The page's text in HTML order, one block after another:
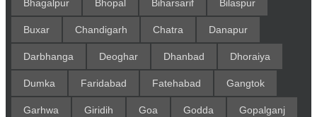
Bhagalpur Bhopal Biharsarif Bilaspur
Buxar Chandigarh Chatra Danapur
Darbhanga Deoghar Dhanbad Dhoraiya
Dumka Faridabad Fatehabad Gangtok
Garhwa Giridih Goa Godda Gopalganj